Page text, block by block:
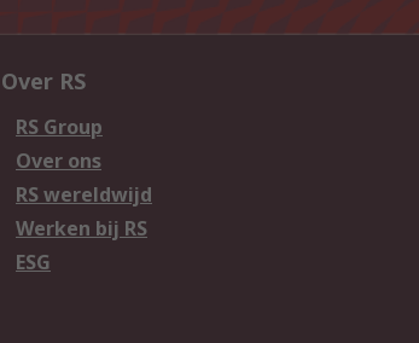
Over RS
RS Group
Over ons
RS wereldwijd
Werken bij RS
ESG